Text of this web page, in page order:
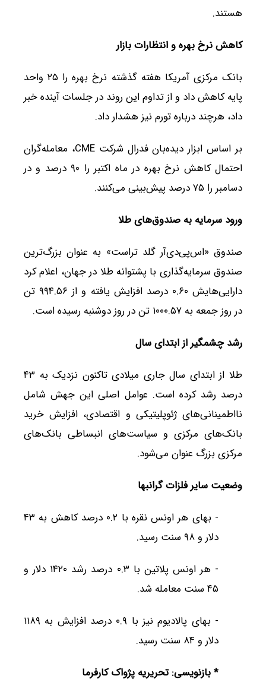
هستند.
کاهش نرخ بهره و انتظارات بازار
بانک مرکزی آمریکا هفته گذشته نرخ بهره را ۲۵ واحد
پایه کاهش داد و از تداوم این روند در جلسات آینده خبر
داد، هرچند درباره تورم نیز هشدار داد.
بر اساس ابزار دیده‌بان فدرال شرکت CME، معامله‌گران
احتمال کاهش نرخ بهره در ماه اکتبر را ۹۰ درصد و در
دسامبر را ۷۵ درصد پیش‌بینی می‌کنند.
ورود سرمایه به صندوق‌های طلا
صندوق «اس‌پی‌دی‌آر گلد تراست» به عنوان بزرگ‌ترین
صندوق سرمایه‌گذاری با پشتوانه طلا در جهان، اعلام کرد
دارایی‌هایش ۰.۶۰ درصد افزایش یافته و از ۹۹۴.۵۶ تن
در روز جمعه به ۱۰۰۰.۵۷ تن در روز دوشنبه رسیده است.
رشد چشمگیر از ابتدای سال
طلا از ابتدای سال جاری میلادی تاکنون نزدیک به ۴۳
درصد رشد کرده است. عوامل اصلی این جهش شامل
نااطمینانی‌های ژئوپلیتیکی و اقتصادی، افزایش خرید
بانک‌های مرکزی و سیاست‌های انبساطی بانک‌های
مرکزی بزرگ عنوان می‌شود.
وضعیت سایر فلزات گرانبها
- بهای هر اونس نقره با ۰.۲ درصد کاهش به ۴۳
دلار و ۹۸ سنت رسید.
- هر اونس پلاتین با ۰.۳ درصد رشد ۱۴۲۰ دلار و
۴۵ سنت معامله شد.
- بهای پالادیوم نیز با ۰.۹ درصد افزایش به ۱۱۸۹
دلار و ۸۴ سنت رسید.
* بازنویسی: تحریریه پژواک کارفرما